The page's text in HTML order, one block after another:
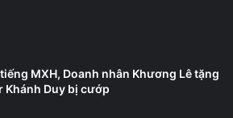
MXH, Doanh nhân Khương Lê tặng
Khánh Duy bị cướp